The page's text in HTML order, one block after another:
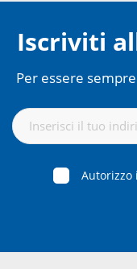
Iscriviti
Per essere